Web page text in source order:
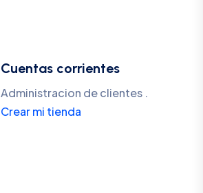
Cuentas corrientes
Administracion de clientes .
Crear mi tienda